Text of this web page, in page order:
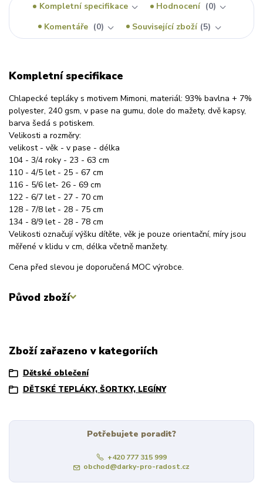
Kompletní specifikace Hodnocení
0
Komentáře
0 Související zboží 5
Kompletní specifikace
Chlapecké tepláky s motivem Mimoni, materiál: 93% bavlna + 7%
polyester, 240 gsm, v pase na gumu, dole do mažety, dvě kapsy,
barva šedá s potiskem.
Velikosti a rozměry:
velikost - věk - v pase - délka
104 - 3/4 roky - 23 - 63 cm
110 - 4/5 let - 25 - 67 cm
116 - 5/6 let- 26 - 69 cm
122 - 6/7 let - 27 - 70 cm
128 - 7/8 let - 28 - 75 cm
134 - 8/9 let - 28 - 78 cm
Velikosti označují výšku dítěte, věk je pouze orientační, míry jsou
měřené v klidu v cm, délka včetně manžety.
Cena před slevou je doporučená MOC výrobce.
Původ zboží
Zboží zařazeno v kategoriích
Dětské oblečení
DĚTSKÉ TEPLÁKY, ŠORTKY, LEGÍNY
Potřebujete poradit?
+420 777 315 999
obchod@darky-pro-radost.cz